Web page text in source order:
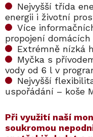
Nejvyšší třída
energii i životní
Více
propojení
Extrémně nízká
Myčka s
vody od 6 l v
Nejvyšší
uspořádání – koše
​​Při využití naší
soukromou